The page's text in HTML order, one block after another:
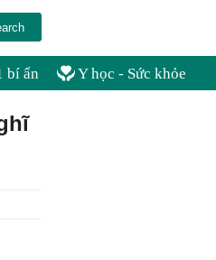
bí ẩn Y học - Sức khỏe